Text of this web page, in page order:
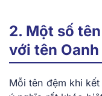
2. Một số
với tên Oanh
Mỗi tên đệm khi